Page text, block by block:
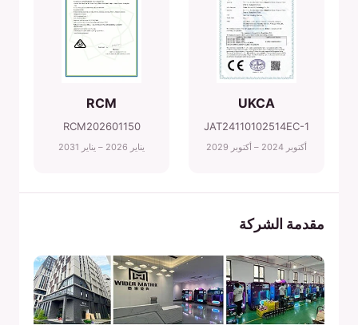
UKCA
JAT24110102514EC-1
أكتوبر 2024 – أكتوبر 2029
RCM
RCM202601150
يناير 2026 – يناير 2031
مقدمة الشركة